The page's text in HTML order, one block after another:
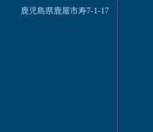
鹿児島県鹿屋市寿7-1-17